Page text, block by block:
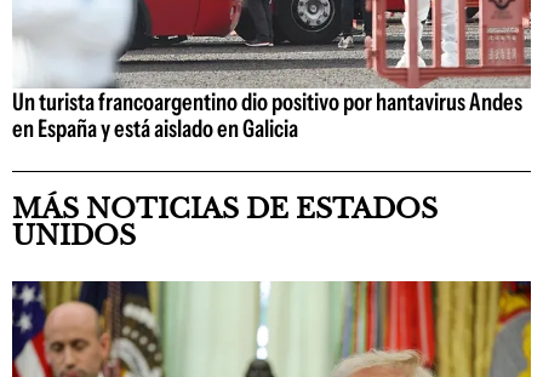
Un turista francoargentino dio positivo por hantavirus Andes
en España y está aislado en Galicia
MÁS NOTICIAS DE ESTADOS
UNIDOS